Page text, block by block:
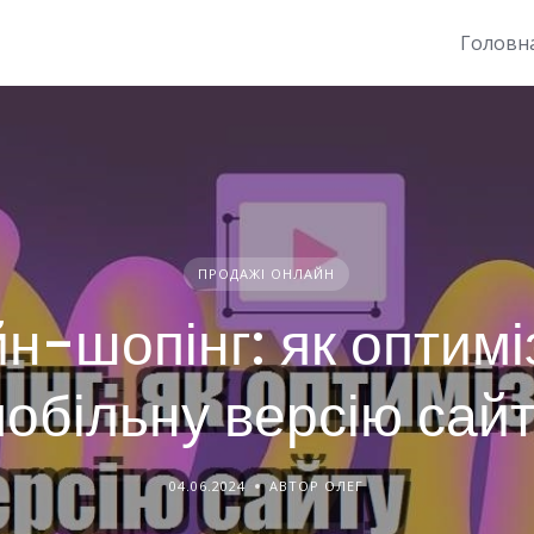
ПРОДАЖІ ОНЛАЙН
шопінг: як
версію
04.06.2024 АВТОР ОЛЕГ